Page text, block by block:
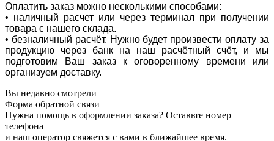
Оплатить заказ можно несколькими способами:
• наличный расчет или через терминал при получении
товара с нашего склада.
• безналичный расчёт. Нужно будет произвести оплату за
продукцию через банк на наш расчётный счёт, и мы
подготовим Ваш заказ к оговоренному времени или
организуем доставку.
Вы недавно смотрели
Форма обратной связи
Нужна помощь в оформлении заказа? Оставьте номер
телефона
и наш оператор свяжется с вами в ближайшее время.